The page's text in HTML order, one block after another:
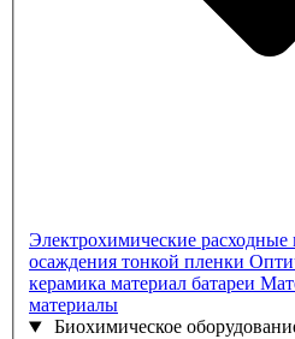
Электрохимические расходные
осаждения тонкой пленки
керамика материал батареи
материалы
Биохимическое